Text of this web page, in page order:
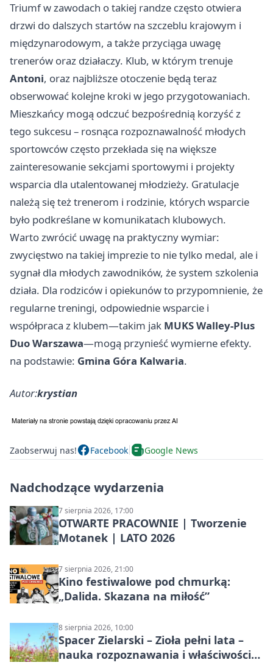
Triumf w zawodach o takiej randze często otwiera
drzwi do dalszych startów na szczeblu krajowym i
międzynarodowym, a także przyciąga uwagę
trenerów oraz działaczy. Klub, w którym trenuje
Antoni, oraz najbliższe otoczenie będą teraz
obserwować kolejne kroki w jego przygotowaniach.
Mieszkańcy mogą odczuć bezpośrednią korzyść z
tego sukcesu – rosnąca rozpoznawalność młodych
sportowców często przekłada się na większe
zainteresowanie sekcjami sportowymi i projekty
wsparcia dla utalentowanej młodzieży. Gratulacje
należą się też trenerom i rodzinie, których wsparcie
było podkreślane w komunikatach klubowych.
Warto zwrócić uwagę na praktyczny wymiar:
zwycięstwo na takiej imprezie to nie tylko medal, ale i
sygnał dla młodych zawodników, że system szkolenia
działa. Dla rodziców i opiekunów to przypomnienie, że
regularne treningi, odpowiednie wsparcie i
współpraca z klubem—takim jak MUKS Walley-Plus
Duo Warszawa—mogą przynieść wymierne efekty.
na podstawie: Gmina Góra Kalwaria.
Autor:krystian
Zaobserwuj nas! Facebook Google News
Nadchodzące wydarzenia
7 sierpnia 2026, 17:00
OTWARTE PRACOWNIE | Tworzenie
Motanek | LATO 2026
7 sierpnia 2026, 21:00
Kino festiwalowe pod chmurką:
„Dalida. Skazana na miłość”
8 sierpnia 2026, 10:00
Spacer Zielarski – Zioła pełni lata –
nauka rozpoznawania i właściwości